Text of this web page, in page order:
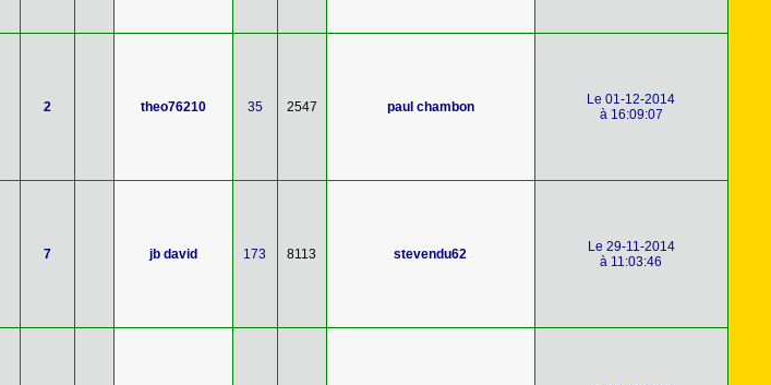
2 theo76210 35 2547 paul chambon
Le 01-12-2014
à 16:09:07
7 jb david 173 8113 stevendu62
Le 29-11-2014
à 11:03:46